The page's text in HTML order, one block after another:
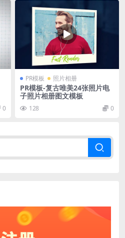
0
PR模板 照片相册
PR模板-复古唯美24张照片电
子照片相册图文模板
128 0